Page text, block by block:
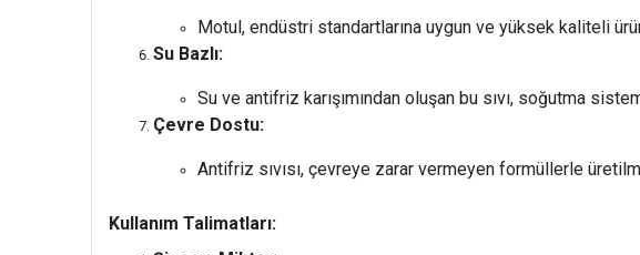
Motul, endüstri standartlarına uygun ve yüksek kaliteli
Su Bazlı:
Su ve antifriz karışımından oluşan bu sıvı, soğutma
Çevre Dostu:
Antifriz sıvısı, çevreye zarar vermeyen formüllerle
Kullanım Talimatları: